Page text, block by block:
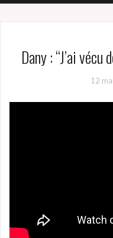
Dany : “J’ai vécu
12